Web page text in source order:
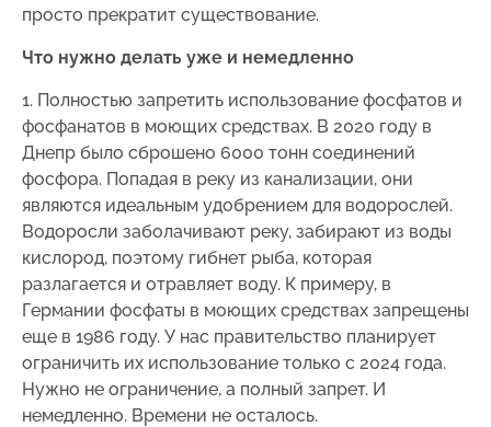
просто прекратит существование.
Что нужно делать уже и немедленно
1. Полностью запретить использование фосфатов и
фосфанатов в моющих средствах. В 2020 году в
Днепр было сброшено 6000 тонн соединений
фосфора. Попадая в реку из канализации, они
являются идеальным удобрением для водорослей.
Водоросли заболачивают реку, забирают из воды
кислород, поэтому гибнет рыба, которая
разлагается и отравляет воду. К примеру, в
Германии фосфаты в моющих средствах запрещены
еще в 1986 году. У нас правительство планирует
ограничить их использование только с 2024 года.
Нужно не ограничение, а полный запрет. И
немедленно. Времени не осталось.